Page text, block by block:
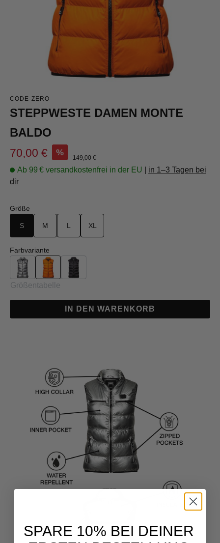
CODE-ZERO
STEPPWESTE DAMEN MONTE
BALDO
Verkaufspreis:
70,00 € % Regulärer Preis:
149,00 €
Ab 99 € versandkostenfrei in der EU
in 1–3 Tagen bei
dir
Größe
S M L XL
Farbvariante
Silber Orange Schwarz
Größentabelle
IN DEN WARENKORB
SPARE 10% BEI DEINER